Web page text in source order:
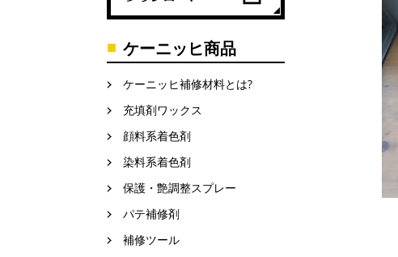
ケーニッヒ商品
ケーニッヒ補修材料とは?
充填剤ワックス
顔料系着色剤
染料系着色剤
保護・艶調整スプレー
パテ補修剤
補修ツール